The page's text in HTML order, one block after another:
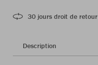
30 jours droit de retour
Description